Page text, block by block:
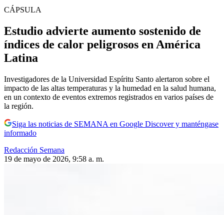
CÁPSULA
Estudio advierte aumento sostenido de
índices de calor peligrosos en América
Latina
Investigadores de la Universidad Espíritu Santo alertaron sobre el
impacto de las altas temperaturas y la humedad en la salud humana,
en un contexto de eventos extremos registrados en varios países de
la región.
Siga las noticias de SEMANA en Google Discover y manténgase
informado
Redacción Semana
19 de mayo de 2026, 9:58 a. m.